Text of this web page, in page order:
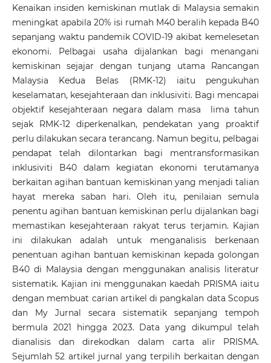
Kenaikan insiden kemiskinan mutlak di Malaysia semakin
meningkat apabila 20% isi rumah M40 beralih kepada B40
sepanjang waktu pandemik COVID-19 akibat kemelesetan
ekonomi. Pelbagai usaha dijalankan bagi menangani
kemiskinan sejajar dengan tunjang utama Rancangan
Malaysia Kedua Belas (RMK-12) iaitu pengukuhan
keselamatan, kesejahteraan dan inklusiviti. Bagi mencapai
objektif kesejahteraan negara dalam masa lima tahun
sejak RMK-12 diperkenalkan, pendekatan yang proaktif
perlu dilakukan secara terancang. Namun begitu, pelbagai
pendapat telah dilontarkan bagi mentransformasikan
inklusiviti B40 dalam kegiatan ekonomi terutamanya
berkaitan agihan bantuan kemiskinan yang menjadi talian
hayat mereka saban hari. Oleh itu, penilaian semula
penentu agihan bantuan kemiskinan perlu dijalankan bagi
memastikan kesejahteraan rakyat terus terjamin. Kajian
ini dilakukan adalah untuk menganalisis berkenaan
penentuan agihan bantuan kemiskinan kepada golongan
B40 di Malaysia dengan menggunakan analisis literatur
sistematik. Kajian ini menggunakan kaedah PRISMA iaitu
dengan membuat carian artikel di pangkalan data Scopus
dan My Jurnal secara sistematik sepanjang tempoh
bermula 2021 hingga 2023. Data yang dikumpul telah
dianalisis dan direkodkan dalam carta alir PRISMA.
Sejumlah 52 artikel jurnal yang terpilih berkaitan dengan